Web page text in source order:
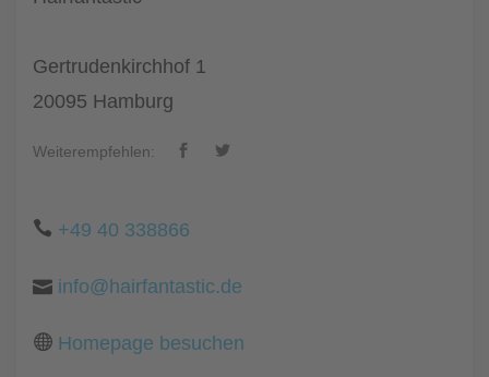
Gertrudenkirchhof 1
20095 Hamburg
Weiterempfehlen:
+49 40 338866
info@hairfantastic.de
Homepage besuchen